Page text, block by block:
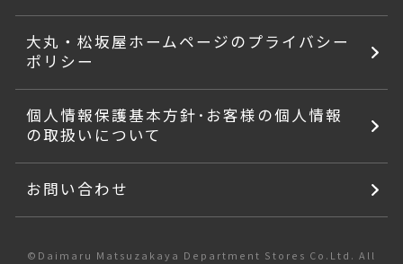
大丸・松坂屋ホームページのプライバシー
ポリシー
個人情報保護基本方針･お客様の個人情報
の取扱いについて
お問い合わせ
©Daimaru Matsuzakaya Department Stores Co.Ltd. All